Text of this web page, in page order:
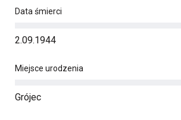
Data śmierci
2.09.1944
Miejsce urodzenia
Grójec